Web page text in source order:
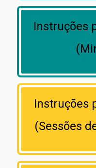
Instruções
Instruções
(Sessões